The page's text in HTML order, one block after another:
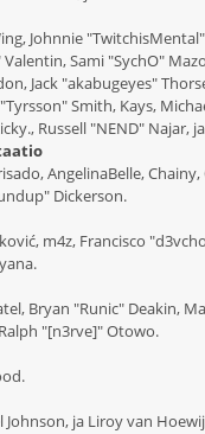
Johnnie
Sami "SychO"
Jack "akabugeyes"
"Tyrsson" Smith, Kays,
Russell "NEND" Najar,
AngelinaBelle, Chainy,
Dickerson.
m4z, Francisco
Bryan "Runic" Deakin,
"[n3rve]" Otowo.
Johnson, ja Liroy van